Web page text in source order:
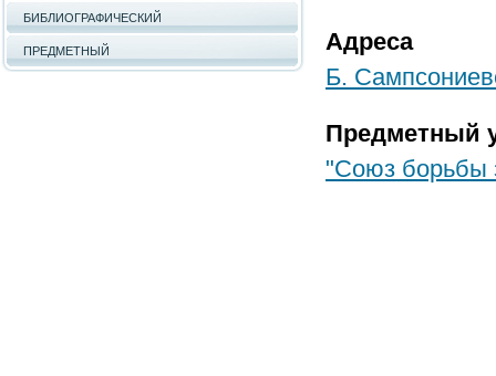
БИБЛИОГРАФИЧЕСКИЙ
ПРЕДМЕТНЫЙ
Адреса
Б.
Предметный
"Союз борьбы